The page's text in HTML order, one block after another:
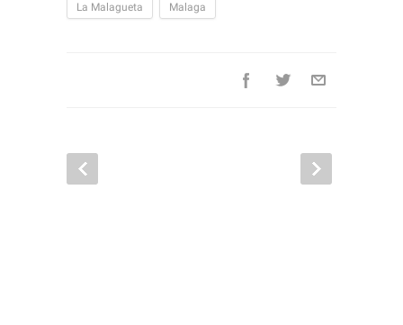
La Malagueta Malaga